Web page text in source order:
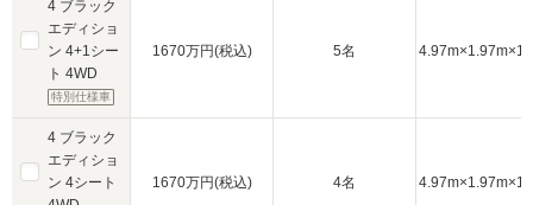
4 ブラック
エディショ
ン 4+1シー
ト 4WD
特別仕様車
4 ブラック
エディショ
ン 4シート
1670万円(税込) 5名
1670万円(税込) 4名